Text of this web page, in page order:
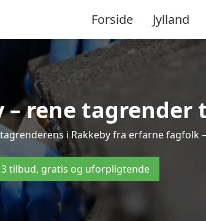
Forside Jylland
– rene
i Rakkeby fra erfarne
3 tilbud, gratis og uforpligtende